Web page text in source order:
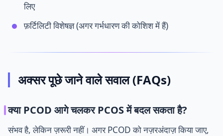
लिए
फ़र्टिलिटी विशेषज्ञ (अगर गर्भधारण की कोशिश में हैं)
अक्सर पूछे जाने वाले सवाल (FAQs)
क्या PCOD आगे चलकर PCOS में बदल सकता है?
संभव है, लेकिन ज़रूरी नहीं। अगर PCOD को नज़रअंदाज़ किया जाए,